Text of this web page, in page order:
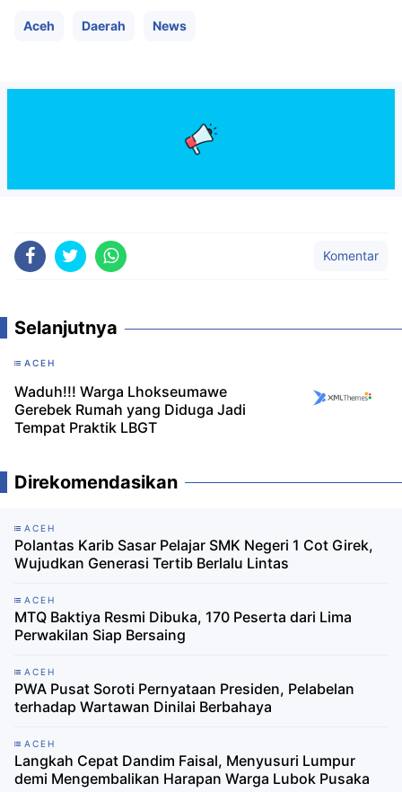
Aceh Daerah News
Komentar
Selanjutnya
ACEH
Waduh!!! Warga Lhokseumawe
Gerebek Rumah yang Diduga Jadi
Tempat Praktik LBGT
Direkomendasikan
ACEH
Polantas Karib Sasar Pelajar SMK Negeri 1 Cot Girek,
Wujudkan Generasi Tertib Berlalu Lintas
ACEH
MTQ Baktiya Resmi Dibuka, 170 Peserta dari Lima
Perwakilan Siap Bersaing
ACEH
PWA Pusat Soroti Pernyataan Presiden, Pelabelan
terhadap Wartawan Dinilai Berbahaya
ACEH
Langkah Cepat Dandim Faisal, Menyusuri Lumpur
demi Mengembalikan Harapan Warga Lubok Pusaka